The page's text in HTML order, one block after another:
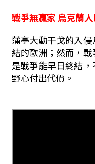
戰爭無贏家 烏克蘭
蒲亭大動干戈的入
結的歐洲；然而，
是戰爭能早日終結
野心付出代價。